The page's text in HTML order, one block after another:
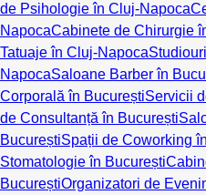
de Psihologie în Cluj-Napoca
NapocaCabinete de Chirurgie
Tatuaje în Cluj-Napoca
NapocaSaloane Barber în
Corporală în BucureștiServicii
de Consultanță în București
BucureștiSpații de Coworking
Stomatologie în București
BucureștiOrganizatori de